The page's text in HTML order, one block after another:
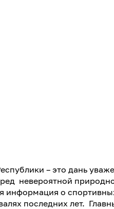
– это дань
невероятной
информация о
последних лет.